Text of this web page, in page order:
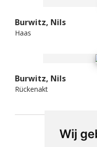
Wij
Burwitz, Nils
Haas
Burwitz, Nils
Rückenakt